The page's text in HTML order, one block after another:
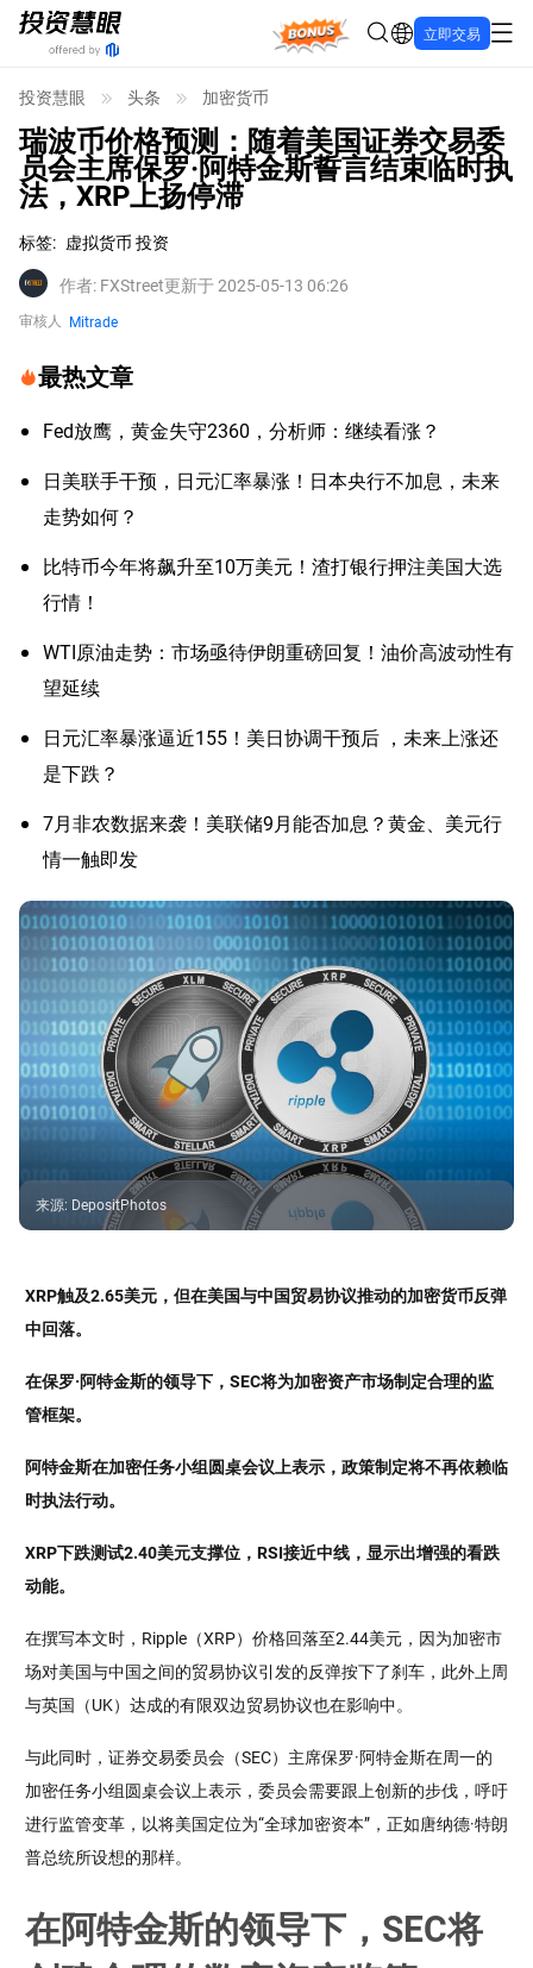
Bonus 立即交易
投资慧眼 头条 加密货币
瑞波币价格预测：随着美国证券交易委
员会主席保罗·阿特金斯誓言结束临时执
法，XRP上扬停滞
标签: 虚拟货币 投资
作者: FXStreet更新于 2025-05-13 06:26
审核人 Mitrade
最热文章
Fed放鹰，黄金失守2360，分析师：继续看涨？
日美联手干预，日元汇率暴涨！日本央行不加息，未来
走势如何？
比特币今年将飙升至10万美元！渣打银行押注美国大选
行情！
WTI原油走势：市场亟待伊朗重磅回复！油价高波动性有
望延续
日元汇率暴涨逼近155！美日协调干预后 ，未来上涨还
是下跌？
7月非农数据来袭！美联储9月能否加息？黄金、美元行
情一触即发
来源: DepositPhotos
XRP触及2.65美元，但在美国与中国贸易协议推动的加密货币反弹
中回落。
在保罗·阿特金斯的领导下，SEC将为加密资产市场制定合理的监
管框架。
阿特金斯在加密任务小组圆桌会议上表示，政策制定将不再依赖临
时执法行动。
XRP下跌测试2.40美元支撑位，RSI接近中线，显示出增强的看跌
动能。
在撰写本文时，Ripple（XRP）价格回落至2.44美元，因为加密市
场对美国与中国之间的贸易协议引发的反弹按下了刹车，此外上周
与英国（UK）达成的有限双边贸易协议也在影响中。
与此同时，证券交易委员会（SEC）主席保罗·阿特金斯在周一的
加密任务小组圆桌会议上表示，委员会需要跟上创新的步伐，呼吁
进行监管变革，以将美国定位为“全球加密资本”，正如唐纳德·特朗
普总统所设想的那样。
在阿特金斯的领导下，SEC将